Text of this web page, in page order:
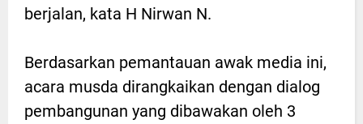
berjalan, kata H Nirwan N.
Berdasarkan pemantauan awak media ini,
acara musda dirangkaikan dengan dialog
pembangunan yang dibawakan oleh 3